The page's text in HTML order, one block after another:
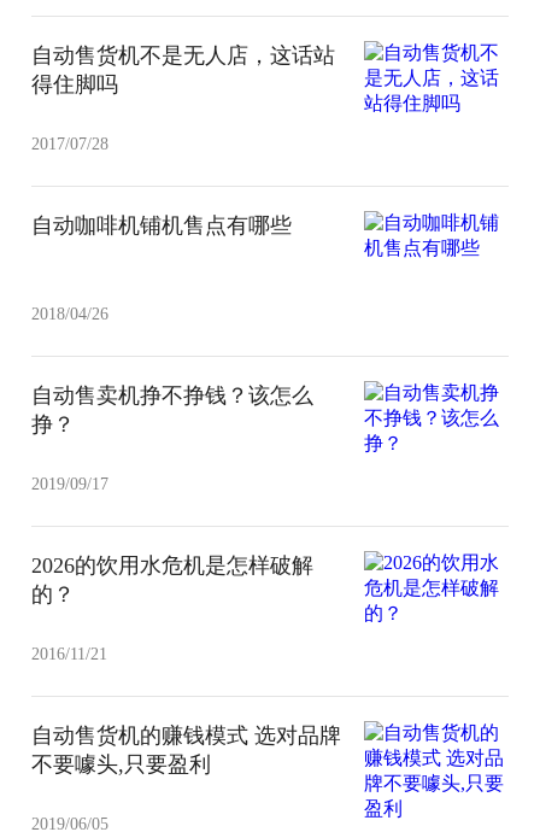
自动售货机不是无人店，这话站
得住脚吗
2017/07/28
自动咖啡机铺机售点有哪些
2018/04/26
自动售卖机挣不挣钱？该怎么
挣？
2019/09/17
2026的饮用水危机是怎样破解
的？
2016/11/21
自动售货机的赚钱模式 选对品牌
不要噱头,只要盈利
2019/06/05